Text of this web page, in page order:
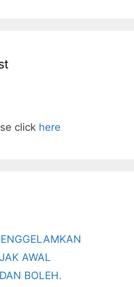
click here
AWAL
BOLEH.